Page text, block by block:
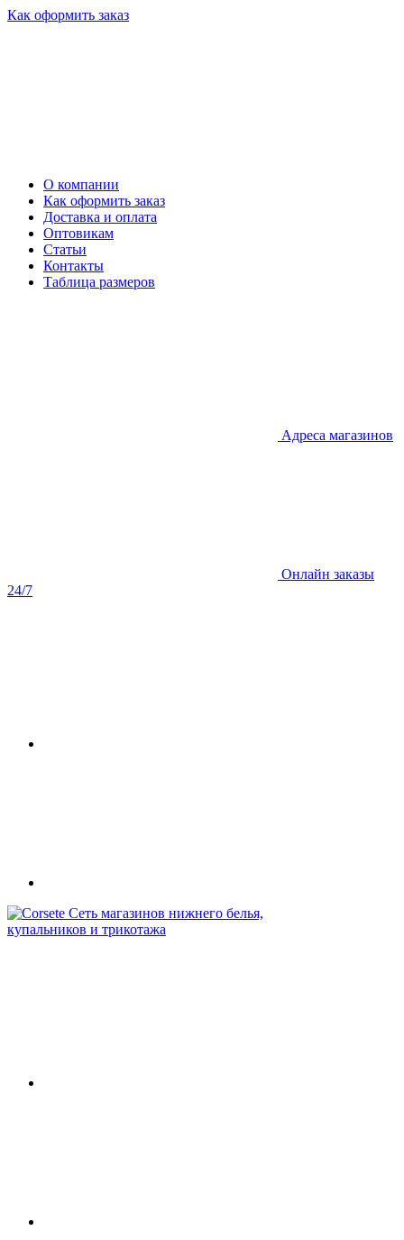
Как оформить заказ
О компании
Как оформить заказ
Доставка и оплата
Оптовикам
Статьи
Контакты
Таблица размеров
Адреса магазинов
Онлайн заказы
24/7
Сеть магазинов нижнего белья,
купальников и трикотажа